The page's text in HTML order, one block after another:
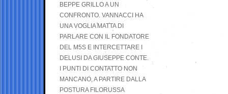
BEPPE GRILLO A UN
CONFRONTO. VANNACCI HA
UNA VOGLIA MATTA DI
PARLARE CON IL FONDATORE
DEL M5S E INTERCETTARE I
DELUSI DA GIUSEPPE CONTE.
I PUNTI DI CONTATTO NON
MANCANO, A PARTIRE DALLA
POSTURA FILORUSSA